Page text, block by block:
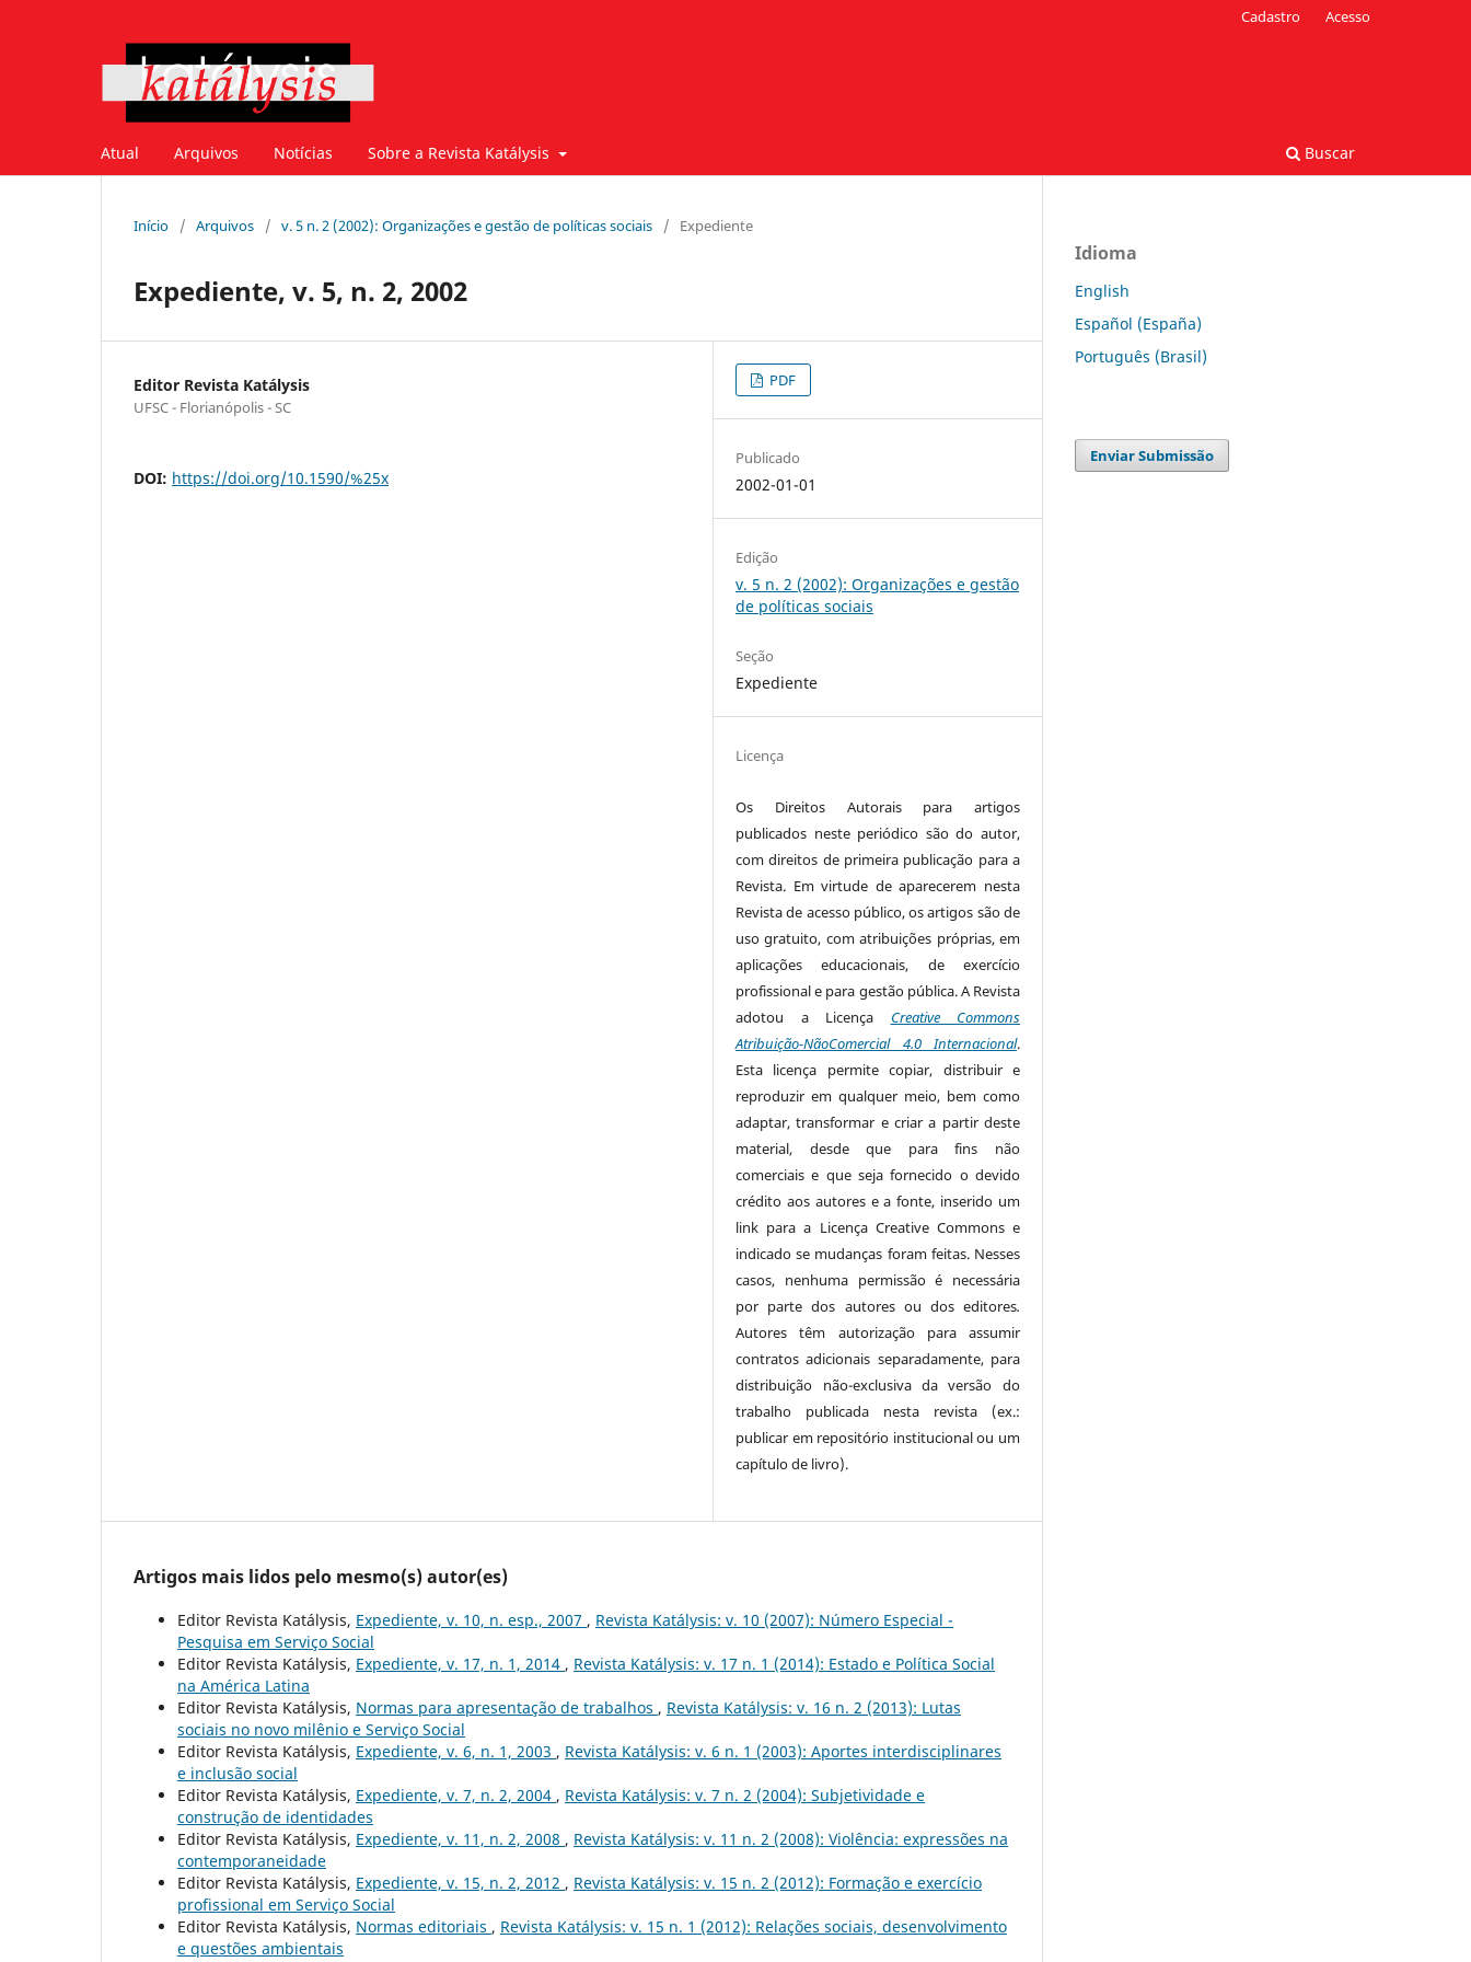
Atual Arquivos Notícias Sobre a Revista Katálysis Buscar
Cadastro Acesso
Início / Arquivos / v. 5 n. 2 (2002): Organizações e gestão de políticas sociais / Expediente
Expediente, v. 5, n. 2, 2002
Editor Revista Katálysis
UFSC - Florianópolis - SC
DOI: https://doi.org/10.1590/%25x
PDF
Publicado
2002-01-01
Edição
v. 5 n. 2 (2002): Organizações e gestão
de políticas sociais
Seção
Expediente
Licença
Os Direitos Autorais para artigos
publicados neste periódico são do autor,
com direitos de primeira publicação para a
Revista. Em virtude de aparecerem nesta
Revista de acesso público, os artigos são de
uso gratuito, com atribuições próprias, em
aplicações educacionais, de exercício
profissional e para gestão pública. A Revista
adotou a Licença Creative Commons
Atribuição-NãoComercial 4.0 Internacional.
Esta licença permite copiar, distribuir e
reproduzir em qualquer meio, bem como
adaptar, transformar e criar a partir deste
material, desde que para fins não
comerciais e que seja fornecido o devido
crédito aos autores e a fonte, inserido um
link para a Licença Creative Commons e
indicado se mudanças foram feitas. Nesses
casos, nenhuma permissão é necessária
por parte dos autores ou dos editores.
Autores têm autorização para assumir
contratos adicionais separadamente, para
distribuição não-exclusiva da versão do
trabalho publicada nesta revista (ex.:
publicar em repositório institucional ou um
capítulo de livro).
Artigos mais lidos pelo mesmo(s) autor(es)
Editor Revista Katálysis, Expediente, v. 10, n. esp., 2007 , Revista Katálysis: v. 10 (2007): Número Especial -
Pesquisa em Serviço Social
Editor Revista Katálysis, Expediente, v. 17, n. 1, 2014 , Revista Katálysis: v. 17 n. 1 (2014): Estado e Política Social
na América Latina
Editor Revista Katálysis, Normas para apresentação de trabalhos , Revista Katálysis: v. 16 n. 2 (2013): Lutas
sociais no novo milênio e Serviço Social
Editor Revista Katálysis, Expediente, v. 6, n. 1, 2003 , Revista Katálysis: v. 6 n. 1 (2003): Aportes interdisciplinares
e inclusão social
Editor Revista Katálysis, Expediente, v. 7, n. 2, 2004 , Revista Katálysis: v. 7 n. 2 (2004): Subjetividade e
construção de identidades
Editor Revista Katálysis, Expediente, v. 11, n. 2, 2008 , Revista Katálysis: v. 11 n. 2 (2008): Violência: expressões na
contemporaneidade
Editor Revista Katálysis, Expediente, v. 15, n. 2, 2012 , Revista Katálysis: v. 15 n. 2 (2012): Formação e exercício
profissional em Serviço Social
Editor Revista Katálysis, Normas editoriais , Revista Katálysis: v. 15 n. 1 (2012): Relações sociais, desenvolvimento
e questões ambientais
Idioma
English
Español (España)
Português (Brasil)
Enviar Submissão